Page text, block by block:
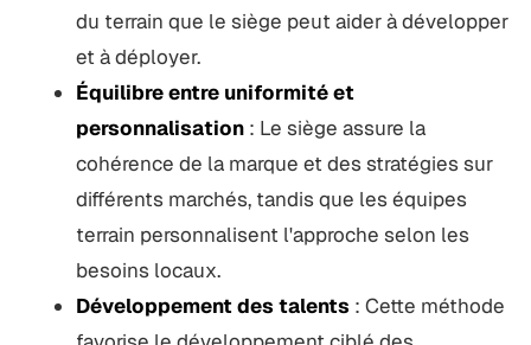
du terrain que le siège peut aider à développer
et à déployer.
Équilibre entre uniformité et
personnalisation: Le siège assure la
cohérence de la marque et des stratégies sur
différents marchés, tandis que les équipes
terrain personnalisent l'approche selon les
besoins locaux.
Développement des talents : Cette méthode